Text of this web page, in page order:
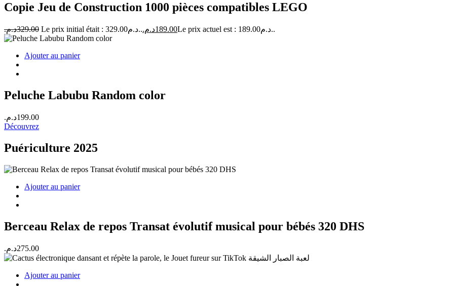
Copie Jeu de Construction 1000 pièces compatibles LEGO
329.00د.م. Le prix initial était : 329.00د.م.. 189.00د.م. Le prix actuel est : 189.00د.م..
Ajouter au panier
Peluche Labubu Random color
199.00د.م.
Découvrez
Puériculture 2025
Ajouter au panier
Berceau Relax de repos Transat évolutif musical pour bébés 320 DHS
275.00د.م.
Ajouter au panier